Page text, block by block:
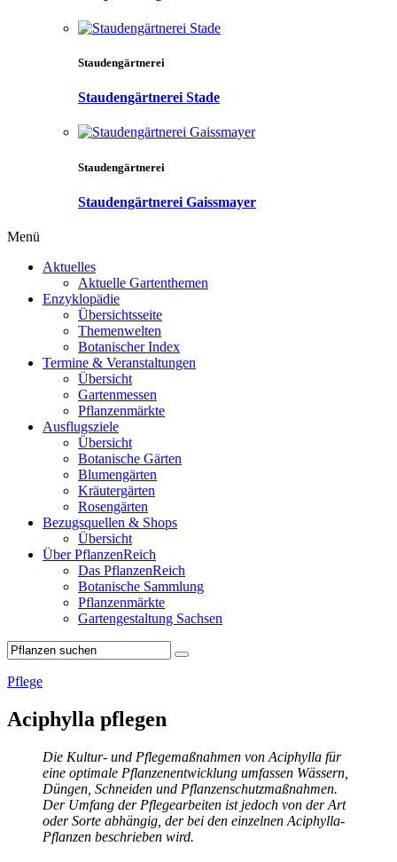
Staudengärtnerei
Staudengärtnerei Stade
Staudengärtnerei
Staudengärtnerei Gaissmayer
Menü
Aktuelles
Aktuelle Gartenthemen
Enzyklopädie
Übersichtsseite
Themenwelten
Botanischer Index
Termine & Veranstaltungen
Übersicht
Gartenmessen
Pflanzenmärkte
Ausflugsziele
Übersicht
Botanische Gärten
Blumengärten
Kräutergärten
Rosengärten
Bezugsquellen & Shops
Übersicht
Über PflanzenReich
Das PflanzenReich
Botanische Sammlung
Pflanzenmärkte
Gartengestaltung Sachsen
Pflege
Aciphylla pflegen
Die Kultur- und Pflegemaßnahmen von Aciphylla für
eine optimale Pflanzenentwicklung umfassen Wässern,
Düngen, Schneiden und Pflanzenschutzmaßnahmen.
Der Umfang der Pflegearbeiten ist jedoch von der Art
oder Sorte abhängig, der bei den einzelnen Aciphylla-
Pflanzen beschrieben wird.